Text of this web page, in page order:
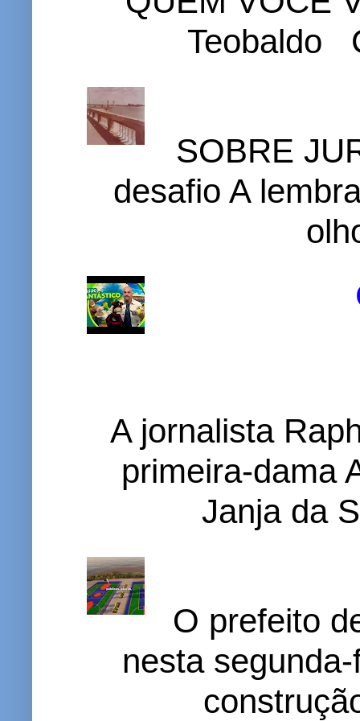
Teobaldo
SOBRE
desafio A
A jornalista
primeira-dama
Janja da
O prefeito
nesta